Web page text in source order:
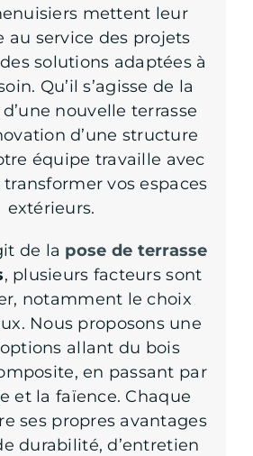
mettent leur
au service des projets
solutions adaptées à
Qu’il s’agisse de la
nouvelle terrasse
d’une structure
équipe travaille avec
vos espaces
extérieurs.
de la pose de terrasse
, plusieurs facteurs sont
notamment le choix
Nous proposons une
allant du bois
en passant par
et la faïence. Chaque
ses propres avantages
durabilité, d’entretien